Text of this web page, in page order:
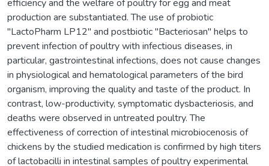
efficiency and the welfare of poultry for egg and meat
production are substantiated. The use of probiotic
"LactoPharm LP12" and postbiotic "Bacteriosan" helps to
prevent infection of poultry with infectious diseases, in
particular, gastrointestinal infections, does not cause changes
in physiological and hematological parameters of the bird
organism, improving the quality and taste of the product. In
contrast, low-productivity, symptomatic dysbacteriosis, and
deaths were observed in untreated poultry. The
effectiveness of correction of intestinal microbiocenosis of
chickens by the studied medication is confirmed by high titers
of lactobacilli in intestinal samples of poultry experimental